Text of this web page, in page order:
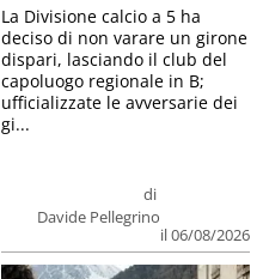
di
Davide Pellegrino
il 06/08/2026
La Divisione calcio a 5 ha
deciso di non varare un girone
dispari, lasciando il club del
capoluogo regionale in B;
ufficializzate le avversarie dei
gi...